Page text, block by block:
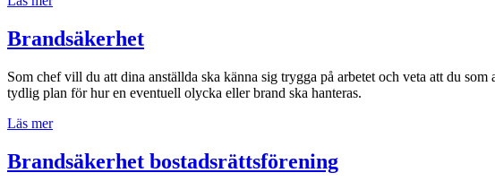
Brandsäkerhet
Som chef vill du att dina anställda ska känna sig trygga på arbetet och veta att du
tydlig plan för hur en eventuell olycka eller brand ska hanteras.
Läs mer
Brandsäkerhet bostadsrättsförening